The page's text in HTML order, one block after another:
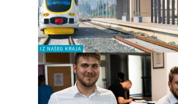
IZ NAŠEG KRAJA